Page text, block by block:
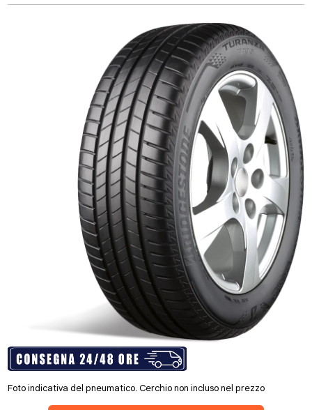
Foto indicativa del pneumatico. Cerchio non incluso nel prezzo